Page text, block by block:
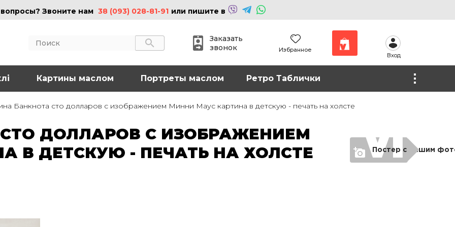
Звоните нам 38 (093) 028-81-91 или пишите в
Заказать
звонок
Избранное
Вход
Картины маслом Портреты маслом Ретро Таблички
Банкнота сто долларов с изображением Минни Маус картина в детскую - печать на холсте
ДОЛЛАРОВ С ИЗОБРАЖЕНИЕМ
В ДЕТСКУЮ - ПЕЧАТЬ НА ХОЛСТЕ
Постер с Вашим
(093) 028-81-91
vip.com.ua
ИНФОРМАЦИЯ
Картины на холсте
Картины на стекле
Цены
Доставка и возврат
Наши работы